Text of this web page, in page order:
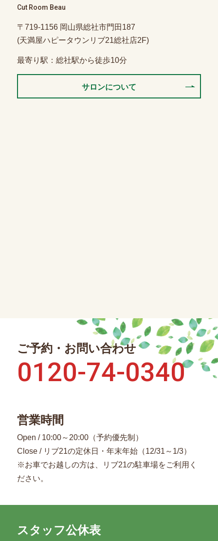
Cut Room Beau
〒719-1156 岡山県総社市門田187
(天満屋ハピータウンリブ21総社店2F)
最寄り駅：総社駅から徒歩10分
サロンについて
スタッフ公休表
ご予約・お問い合わせ
0120-74-0340
営業時間
Open / 10:00～20:00（予約優先制）
Close / リブ21の定休日・年末年始（12/31～1/3）
※お車でお越しの方は、リブ21の駐車場をご利用く
ださい。